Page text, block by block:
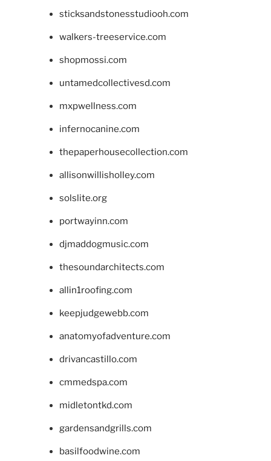
sticksandstonesstudiooh.com
walkers-treeservice.com
shopmossi.com
untamedcollectivesd.com
mxpwellness.com
infernocanine.com
thepaperhousecollection.com
allisonwillisholley.com
solslite.org
portwayinn.com
djmaddogmusic.com
thesoundarchitects.com
allin1roofing.com
keepjudgewebb.com
anatomyofadventure.com
drivancastillo.com
cmmedspa.com
midletontkd.com
gardensandgrills.com
basilfoodwine.com